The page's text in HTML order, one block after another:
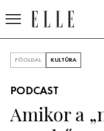
SZÉPSÉG
FŐOLDAL KULTÚRA
PODCAST
Amikor a